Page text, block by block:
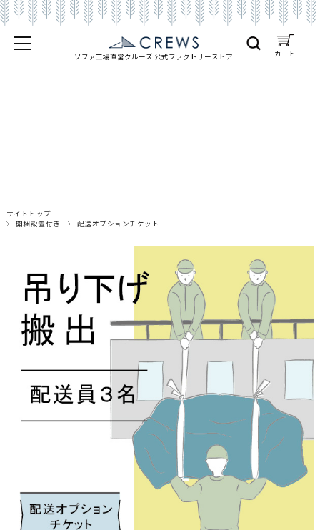
ソファ工場直営クルーズ 公式ファクトリーストア カート
サイトトップ
開梱設置付き
配送オプションチケット